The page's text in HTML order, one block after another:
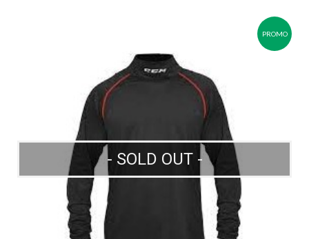
PROMO
- SOLD OUT -